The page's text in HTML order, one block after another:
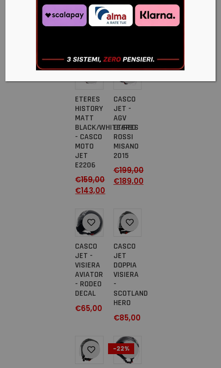
€199,00
€179,00
E2206
ETERES
HISTORY
MATT
BLACK/WHITE/RED
- CASCO
MOTO
JET
E2206
€159,00
€143,00
CASCO
JET -
AGV
ETERES
ROSSI
MISANO
2015
€199,00
€189,00
CASCO
JET -
VISIERA
AVIATOR
- RODEO
DECAL
€65,00
CASCO
JET
DOPPIA
VISIERA
-
SCOTLAND
HERO
€85,00
-22%